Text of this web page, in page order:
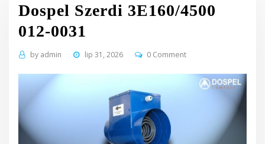
Dospel Szerdi 3E160/4500
012-0031
by admin lip 31, 2026 0 Comment